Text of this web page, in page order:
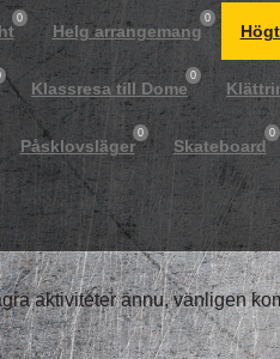
0
Helg arrangemang
0
Klassresa till Dome
0
Påsklovsläger
0
Skateboard
0
aktiviteter ännu, vänligen